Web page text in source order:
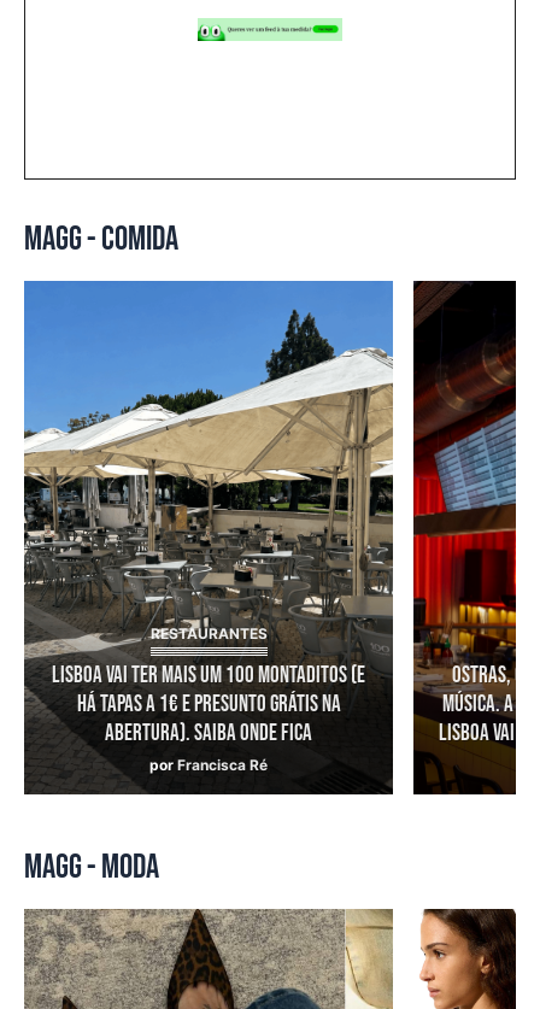
MAGG - COMIDA
RESTAURANTES
Lisboa vai ter mais um 100 Montaditos (e
há tapas a 1€ e presunto grátis na
abertura). Saiba onde fica
por Francisca Ré
Ostras,
música. A
Lisboa vai
MAGG - MODA